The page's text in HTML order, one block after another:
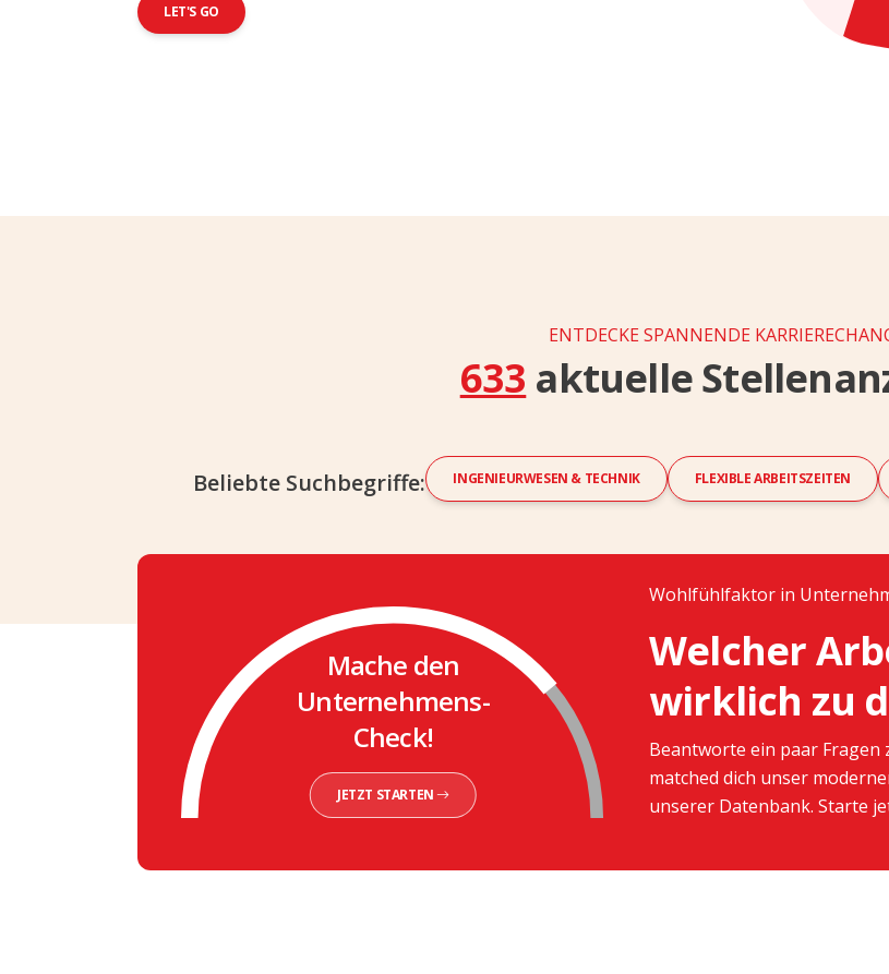
LET'S GO
ENTDECKE SPANNENDE
633 aktuelle
Beliebte Suchbegriffe: INGENIEURWESEN & TECHNIK FLEXIBLE ARBEITSZEITEN
Mache den
Unternehmens-
Check!
JETZT STARTEN
Wohlfühlfaktor in
Welcher
wirklich zu
Beantworte ein paar Fragen
matched dich unser
unserer Datenbank. Starte